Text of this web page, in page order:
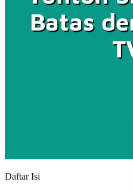
Daftar Isi